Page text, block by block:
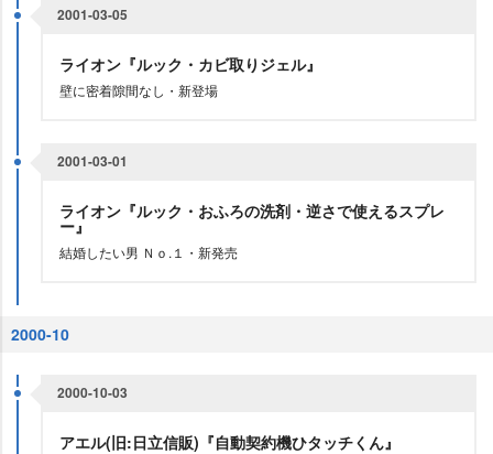
2001-03-05
ライオン『ルック・カビ取りジェル』
壁に密着隙間なし・新登場
2001-03-01
ライオン『ルック・おふろの洗剤・逆さで使えるスプレ
ー』
結婚したい男 Ｎｏ.１・新発売
2000-10
2000-10-03
アエル(旧:日立信販)『自動契約機ひタッチくん』